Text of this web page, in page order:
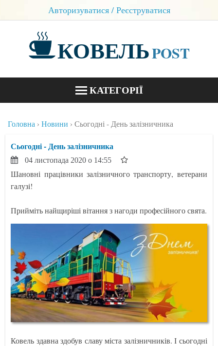
Авторизуватися / Реєструватися
КОВЕЛЬPOST
КАТЕГОРІЇ
КОНТАКТИ
Головна Новини Сьогодні - День залізничника
Сьогодні - День залізничника
04 листопада 2020 о 14:55
Шановні працівники залізничного транспорту, ветерани
галузі!
Прийміть найщиріші вітання з нагоди професійного свята.
Ковель здавна здобув славу міста залізничників. І сьогодні